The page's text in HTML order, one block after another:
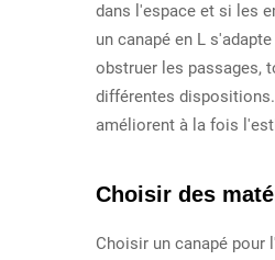
dans l'espace et si les
un canapé en L
obstruer les passages,
différentes
améliorent à la fois
Choisir des
Choisir un canapé pour